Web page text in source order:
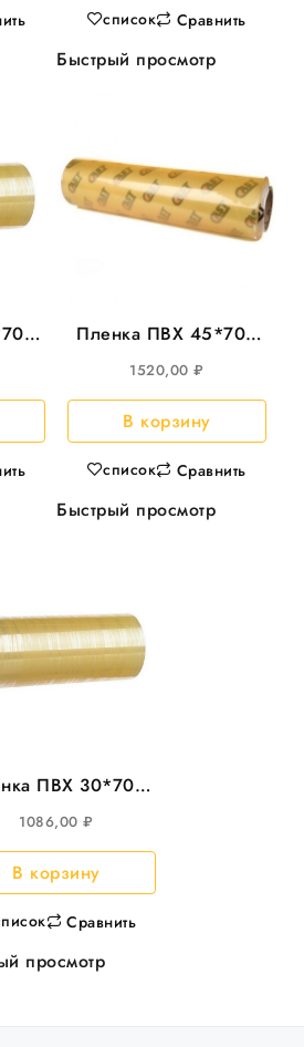
список Сравнить
Быстрый просмотр
Пленка ПВХ 45*700
CAST 8мкр
1520,00₽
В корзину
список Сравнить
Быстрый просмотр
ПВХ 30*700
CAST 8мкм
1086,00₽
В корзину
Сравнить
просмотр